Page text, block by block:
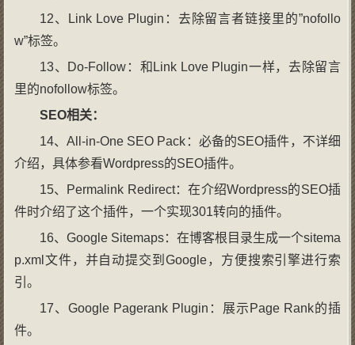
12、Link Love Plugin：去除留言者链接里的”nofollo
w”标签。
13、Do-Follow：和Link Love Plugin一样，去除留言
里的nofollow标签。
SEO相关：
14、All-in-One SEO Pack：必备的SEO插件，不详细
介绍，具体参看Wordpress的SEO插件。
15、Permalink Redirect：在介绍Wordpress的SEO插
件时介绍了这个插件，一个实现301转向的插件。
16、Google Sitemaps：在博客根目录生成一个sitema
p.xml文件，并自动提交到Google，方便搜索引擎进行索
引。
17、Google Pagerank Plugin：展示Page Rank的插
件。